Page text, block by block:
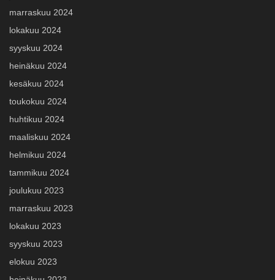
marraskuu 2024
lokakuu 2024
syyskuu 2024
heinäkuu 2024
kesäkuu 2024
toukokuu 2024
huhtikuu 2024
maaliskuu 2024
helmikuu 2024
tammikuu 2024
joulukuu 2023
marraskuu 2023
lokakuu 2023
syyskuu 2023
elokuu 2023